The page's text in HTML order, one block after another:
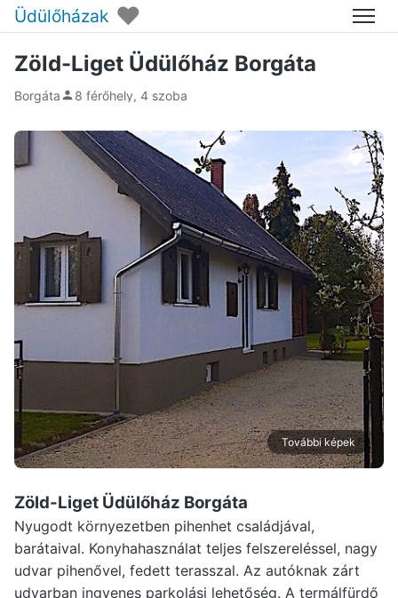
Üdülőházak ♥ Menü
Zöld-Liget Üdülőház Borgáta
Borgáta 8 férőhely, 4 szoba
További képek
Zöld-Liget Üdülőház Borgáta
Nyugodt környezetben pihenhet családjával,
barátaival. Konyhahasználat teljes felszereléssel, nagy
udvar pihenővel, fedett terasszal. Az autóknak zárt
udvarban ingyenes parkolási lehetőség. A termálfürdő